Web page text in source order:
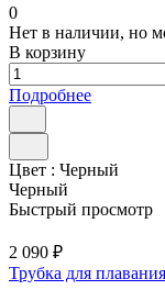
0
Нет в наличии, но
В корзину
Подробнее
Цвет : Черный
Черный
Быстрый просмотр
2 090 ₽
Трубка для